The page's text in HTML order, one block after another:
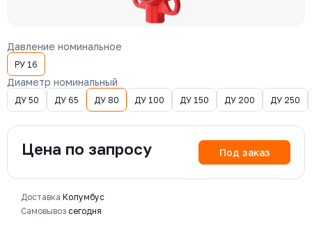
Давление номинальное
РУ 16
Диаметр номинальный
ДУ 50 ДУ 65 ДУ 80 ДУ 100 ДУ 150 ДУ 200 ДУ 250
Цена по запросу Под заказ
Доставка Колумбус
Самовывоз сегодня